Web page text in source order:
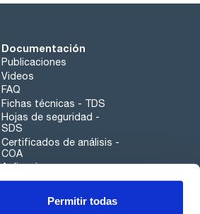
Permitir todas
Documentación
Publicaciones
Videos
FAQ
Fichas técnicas - TDS
Hojas de seguridad -
SDS
Certificados de análisis -
COA
Aplicaciones
Tabla Periódica